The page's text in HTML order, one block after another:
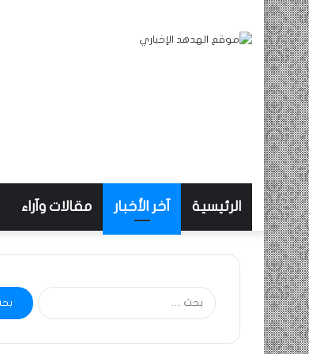
الرئيسية آخر الأخبار مقالات وآراء
البحث
عن: